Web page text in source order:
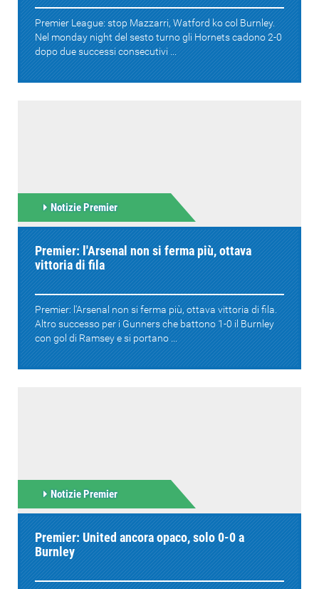
Premier League: stop Mazzarri, Watford ko col Burnley.
Nel monday night del sesto turno gli Hornets cadono 2-0
dopo due successi consecutivi ...
Notizie Premier
Premier: l'Arsenal non si ferma più, ottava
vittoria di fila
Premier: l'Arsenal non si ferma più, ottava vittoria di fila.
Altro successo per i Gunners che battono 1-0 il Burnley
con gol di Ramsey e si portano ...
Notizie Premier
Premier: United ancora opaco, solo 0-0 a
Burnley